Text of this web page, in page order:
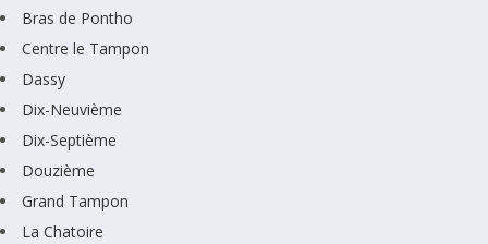
Bras de Pontho
Centre le Tampon
Dassy
Dix-Neuvième
Dix-Septième
Douzième
Grand Tampon
La Chatoire